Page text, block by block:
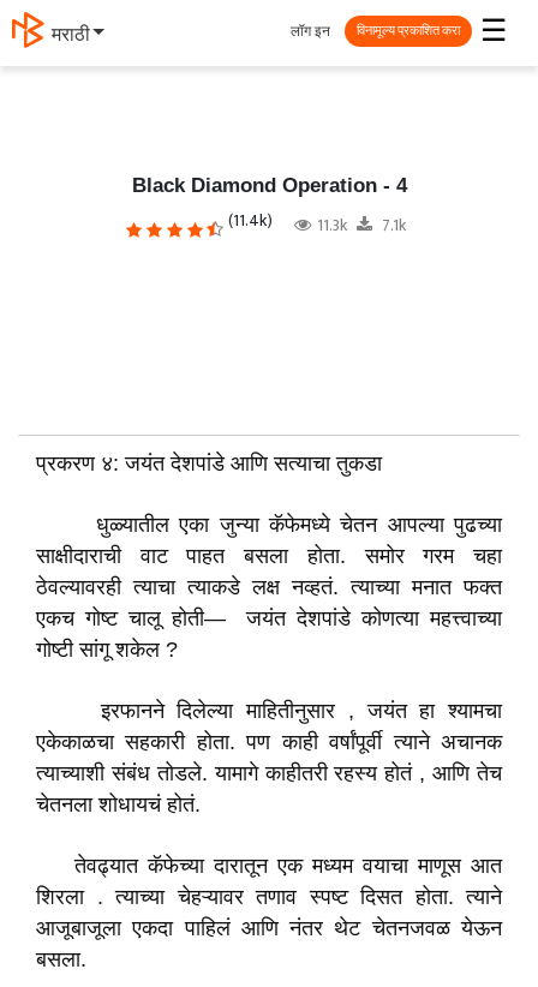
मराठी ☰
लॉग इन विनामूल्य प्रकाशित करा
Black Diamond Operation - 4
(11.4k) 11.3k 7.1k
प्रकरण ४: जयंत देशपांडे आणि सत्याचा तुकडा
धुळ्यातील एका जुन्या कॅफेमध्ये चेतन आपल्या पुढच्या
साक्षीदाराची वाट पाहत बसला होता. समोर गरम चहा
ठेवल्यावरही त्याचा त्याकडे लक्ष नव्हतं. त्याच्या मनात फक्त
एकच गोष्ट चालू होती— जयंत देशपांडे कोणत्या महत्त्वाच्या
गोष्टी सांगू शकेल ?
इरफानने दिलेल्या माहितीनुसार , जयंत हा श्यामचा
एकेकाळचा सहकारी होता. पण काही वर्षांपूर्वी त्याने अचानक
त्याच्याशी संबंध तोडले. यामागे काहीतरी रहस्य होतं , आणि तेच
चेतनला शोधायचं होतं.
तेवढ्यात कॅफेच्या दारातून एक मध्यम वयाचा माणूस आत
शिरला . त्याच्या चेहऱ्यावर तणाव स्पष्ट दिसत होता. त्याने
आजूबाजूला एकदा पाहिलं आणि नंतर थेट चेतनजवळ येऊन
बसला.